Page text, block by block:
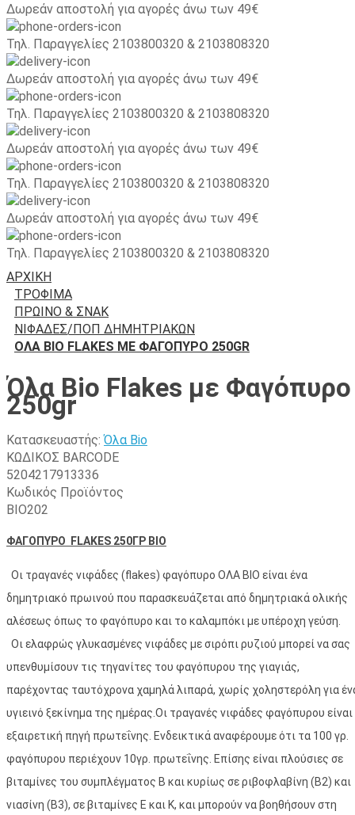
Δωρεάν αποστολή για αγορές άνω των 49€
Τηλ. Παραγγελίες 2103800320 & 2103808320
Δωρεάν αποστολή για αγορές άνω των 49€
Τηλ. Παραγγελίες 2103800320 & 2103808320
Δωρεάν αποστολή για αγορές άνω των 49€
Τηλ. Παραγγελίες 2103800320 & 2103808320
Δωρεάν αποστολή για αγορές άνω των 49€
Τηλ. Παραγγελίες 2103800320 & 2103808320
ΑΡΧΙΚΉ
ΤΡΟΦΙΜΑ
ΠΡΩΙΝΌ & ΣΝΑΚ
ΝΙΦΆΔΕΣ/ΠΟΠ ΔΗΜΗΤΡΙΑΚΏΝ
ΌΛΑ BIO FLAKES ΜΕ ΦΑΓΌΠΥΡΟ 250GR
Όλα Bio Flakes με Φαγόπυρο
250gr
Κατασκευαστής:Όλα Bio
ΚΩΔΙΚΟΣ BARCODE
5204217913336
Κωδικός Προϊόντος
ΒΙΟ202
ΦΑΓΟΠΥΡΟ FLΑΚΕS 250ΓΡ ΒΙΟ
Οι τραγανές νιφάδες (flakes) φαγόπυρο ΟΛΑ ΒΙΟ είναι ένα
δημητριακό πρωινού που παρασκευάζεται από δημητριακά ολικής
αλέσεως όπως το φαγόπυρο και το καλαμπόκι με υπέροχη γεύση.
Οι ελαφρώς γλυκασμένες νιφάδες με σιρόπι ρυζιού μπορεί να σας
υπενθυμίσουν τις τηγανίτες του φαγόπυρου της γιαγιάς,
παρέχοντας ταυτόχρονα χαμηλά λιπαρά, χωρίς χοληστερόλη για
υγιεινό ξεκίνημα της ημέρας.Οι τραγανές νιφάδες φαγόπυρου είναι
εξαιρετική πηγή πρωτεΐνης. Ενδεικτικά αναφέρουμε ότι τα 100 γρ.
φαγόπυρου περιέχουν 10γρ. πρωτεΐνης. Επίσης είναι πλούσιες σε
βιταμίνες του συμπλέγματος Β και κυρίως σε ριβοφλαβίνη (Β2) και
νιασίνη (Β3), σε βιταμίνες Ε και Κ, και μπορούν να βοηθήσουν στη